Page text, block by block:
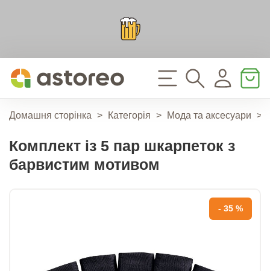
Домашня сторінка > Категорія > Мода та аксесуари >
Комплект із 5 пар шкарпеток з
барвистим мотивом
- 35 %